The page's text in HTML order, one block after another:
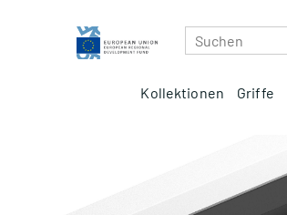
Kollektionen Griffe